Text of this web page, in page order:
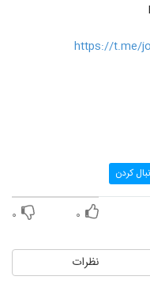
https://t.me/
کردن
۰ ۰
نظرات